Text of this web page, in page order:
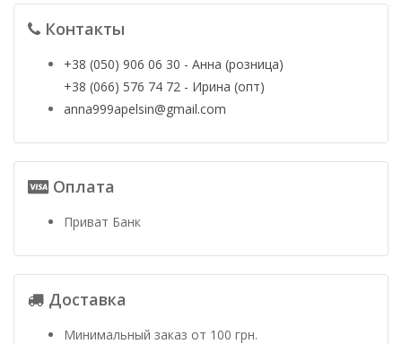
Контакты
+38 (050) 906 06 30 - Анна (розница)
+38 (066) 576 74 72 - Ирина (опт)
anna999apelsin@gmail.com
Оплата
Приват Банк
Доставка
Минимальный заказ от 100 грн.